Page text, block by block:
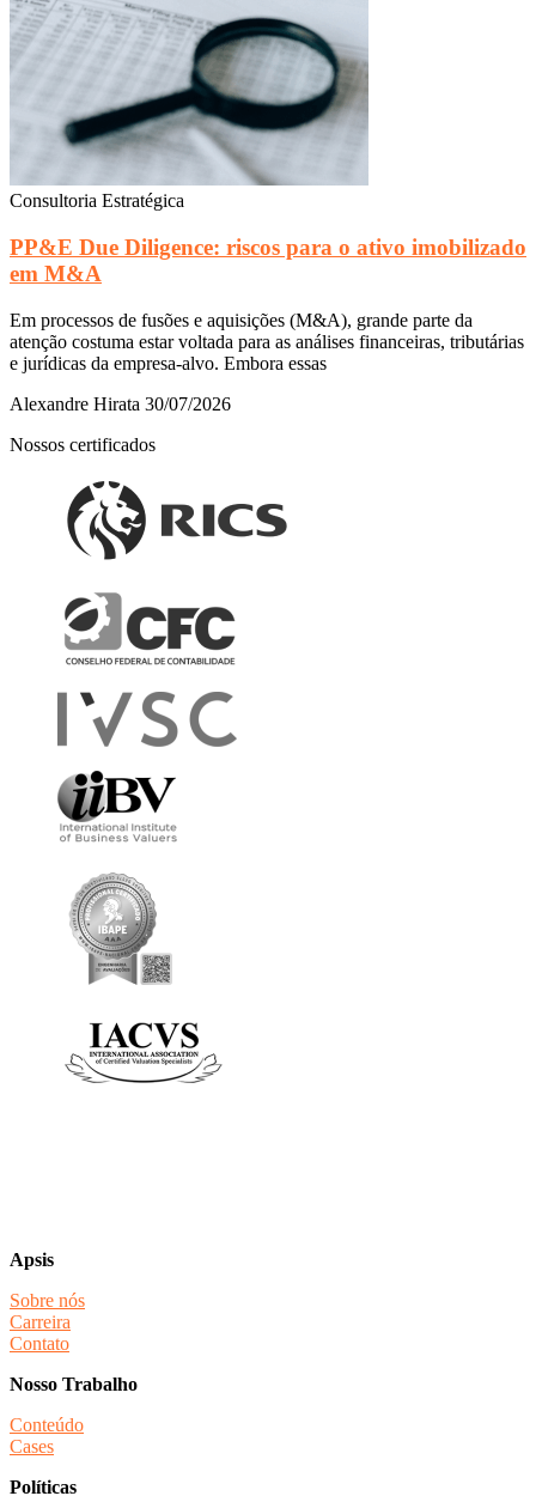
Consultoria Estratégica
PP&E Due Diligence: riscos para o ativo imobilizado
em M&A
Em processos de fusões e aquisições (M&A), grande parte da
atenção costuma estar voltada para as análises financeiras, tributárias
e jurídicas da empresa-alvo. Embora essas
Alexandre Hirata 30/07/2026
Nossos certificados
Apsis
Sobre nós
Carreira
Contato
Nosso Trabalho
Conteúdo
Cases
Políticas